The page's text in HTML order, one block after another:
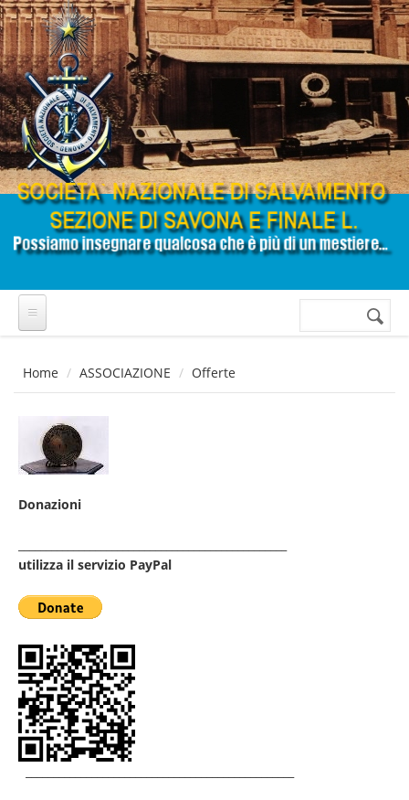
Salta al contenuto principale
Form di
Home ASSOCIAZIONE Offerte
Donazioni
utilizza il servizio PayPal